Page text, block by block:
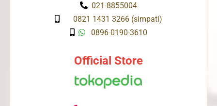
021-8855004
0821 1431 3266 (simpati)
0896-0190-3610
Official Store